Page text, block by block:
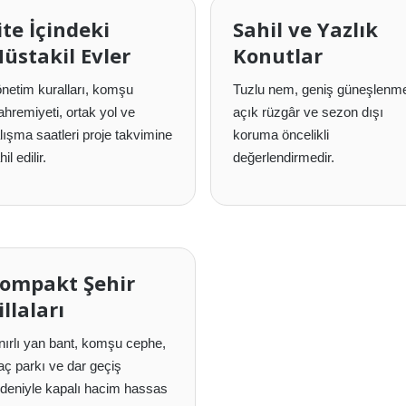
İçindeki
Evler
kuralları, komşu
ortak yol ve
saatleri proje takvimine
edilir.
Sahil ve Yazlık
Konutlar
Tuzlu nem, geniş
açık rüzgâr ve sezon dışı
koruma öncelikli
değerlendirmedir.
Şehir
yan bant, komşu cephe,
parkı ve dar geçiş
kapalı hacim hassas